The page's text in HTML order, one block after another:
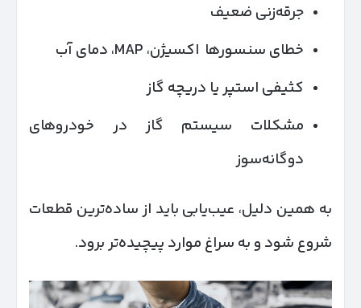
جرقه‌زنی ضعیف
خطای سنسورها اکسیژن، MAP، دمای آب
کثیفی استپر یا دریچه گاز
مشکلات سیستم گاز در خودروهای
دوگانه‌سوز
به همین دلیل، عیب‌یابی باید از ساده‌ترین قطعات
شروع شود و به سراغ موارد پیچیده‌تر برود.